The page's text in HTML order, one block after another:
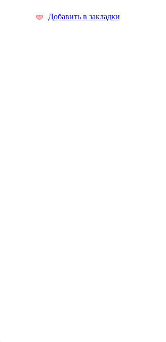
Добавить в закладки